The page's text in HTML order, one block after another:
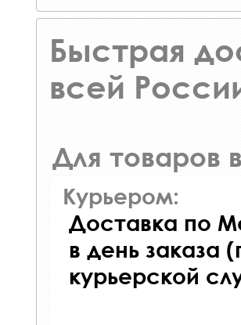
Быстрая
всей
Для товаров
Курьером:
Доставка по
в день заказа
курьерской